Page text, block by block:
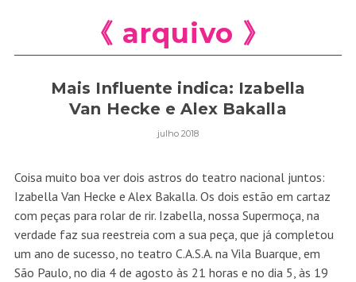
《 arquivo 》
Mais Influente indica: Izabella
Van Hecke e Alex Bakalla
julho 2018
Coisa muito boa ver dois astros do teatro nacional juntos:
Izabella Van Hecke e Alex Bakalla. Os dois estão em cartaz
com peças para rolar de rir. Izabella, nossa Supermoça, na
verdade faz sua reestreia com a sua peça, que já completou
um ano de sucesso, no teatro C.A.S.A. na Vila Buarque, em
São Paulo, no dia 4 de agosto às 21 horas e no dia 5, às 19